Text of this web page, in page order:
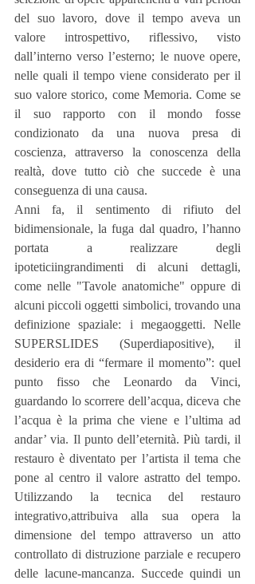
del suo lavoro, dove il tempo aveva un
valore introspettivo, riflessivo, visto
dall’interno verso l’esterno; le nuove opere,
nelle quali il tempo viene considerato per il
suo valore storico, come Memoria. Come se
il suo rapporto con il mondo fosse
condizionato da una nuova presa di
coscienza, attraverso la conoscenza della
realtà, dove tutto ciò che succede è una
conseguenza di una causa.
Anni fa, il sentimento di rifiuto del
bidimensionale, la fuga dal quadro, l’hanno
portata a realizzare degli
ipoteticiingrandimenti di alcuni dettagli,
come nelle "Tavole anatomiche" oppure di
alcuni piccoli oggetti simbolici, trovando una
definizione spaziale: i megaoggetti. Nelle
SUPERSLIDES (Superdiapositive), il
desiderio era di “fermare il momento”: quel
punto fisso che Leonardo da Vinci,
guardando lo scorrere dell’acqua, diceva che
l’acqua è la prima che viene e l’ultima ad
andar’ via. Il punto dell’eternità. Più tardi, il
restauro è diventato per l’artista il tema che
pone al centro il valore astratto del tempo.
Utilizzando la tecnica del restauro
integrativo,attribuiva alla sua opera la
dimensione del tempo attraverso un atto
controllato di distruzione parziale e recupero
delle lacune-mancanza. Succede quindi un